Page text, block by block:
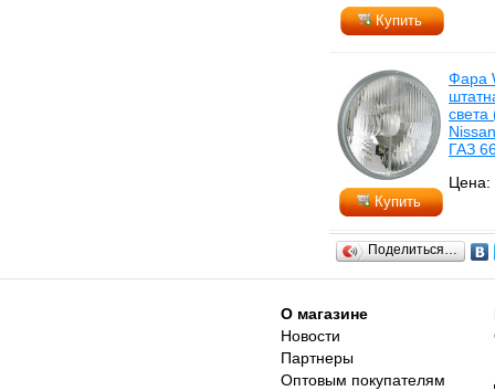
Купить
Купить
Фара
ГАЗ
Цена:
Поделиться…
О магазине
Новости
Партнеры
Оптовым покупателям